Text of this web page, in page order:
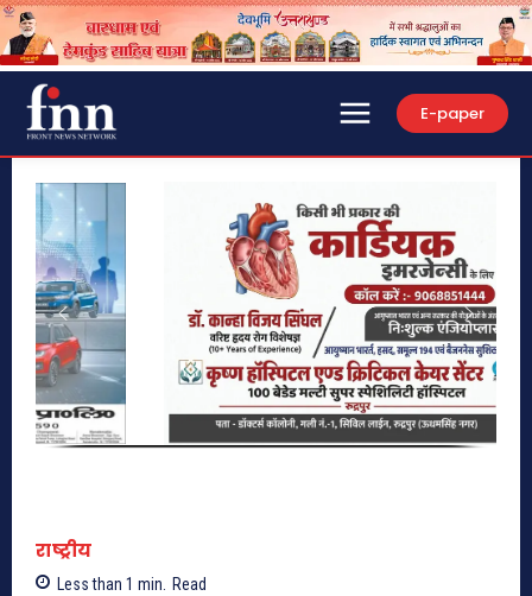
E-paper
राष्ट्रीय
Less than 1 min. Read